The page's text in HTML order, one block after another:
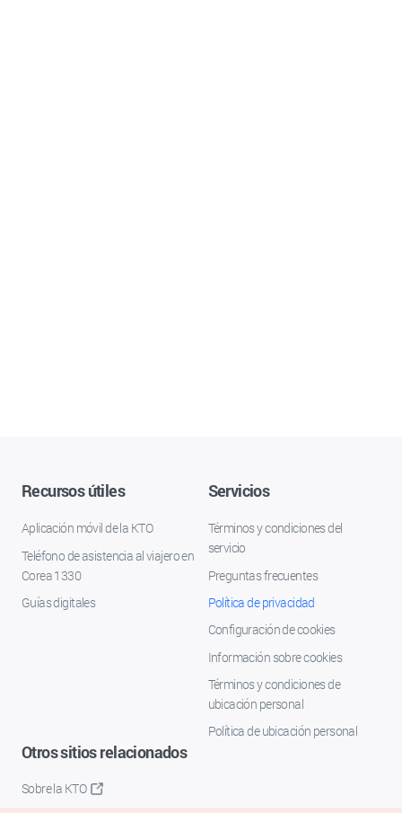
Recursos útiles
Aplicación móvil de la KTO
Teléfono de asistencia al viajero en
Corea 1330
Guías digitales
Servicios
Términos y condiciones del
servicio
Preguntas frecuentes
Política de privacidad
Configuración de cookies
Información sobre cookies
Términos y condiciones de
ubicación personal
Política de ubicación personal
Otros sitios relacionados
Sobre la KTO